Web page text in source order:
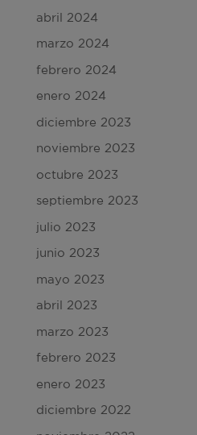
abril 2024
marzo 2024
febrero 2024
enero 2024
diciembre 2023
noviembre 2023
octubre 2023
septiembre 2023
julio 2023
junio 2023
mayo 2023
abril 2023
marzo 2023
febrero 2023
enero 2023
diciembre 2022